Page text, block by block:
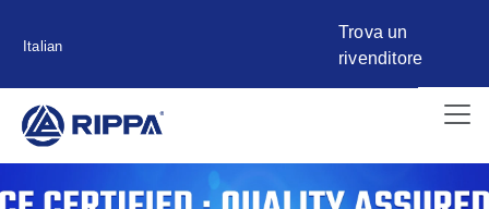
Italian
Trova un
rivenditore